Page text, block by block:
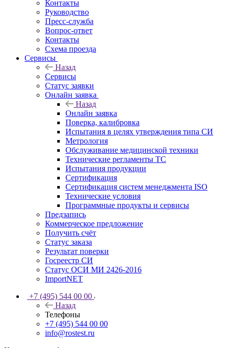
Контакты
Руководство
Пресс-служба
Вопрос-ответ
Контакты
Схема проезда
Сервисы
Назад
Сервисы
Статус заявки
Онлайн заявка
Назад
Онлайн заявка
Поверка, калибровка
Испытания в целях утверждения типа СИ
Метрология
Обслуживание медицинской техники
Технические регламенты ТС
Испытания продукции
Сертификация
Сертификация систем менеджмента ISO
Технические условия
Программные продукты и сервисы
Предзапись
Коммерческое предложение
Получить счёт
Статус заказа
Результат поверки
Госреестр СИ
Статус ОСИ МИ 2426-2016
ImportNET
+7 (495) 544 00 00
Назад
Телефоны
+7 (495) 544 00 00
info@rostest.ru